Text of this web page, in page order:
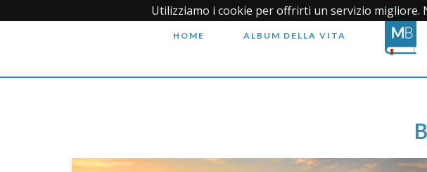
Utilizziamo i cookie per offrirti un servizio migliore.
HOME ALBUM DELLA VITA